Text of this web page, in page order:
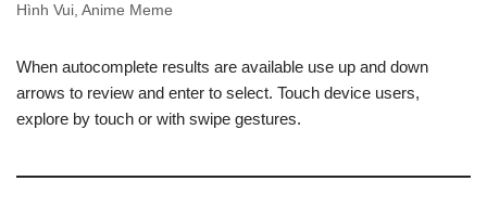
Hình Vui, Anime Meme
When autocomplete results are available use up and down
arrows to review and enter to select. Touch device users,
explore by touch or with swipe gestures.